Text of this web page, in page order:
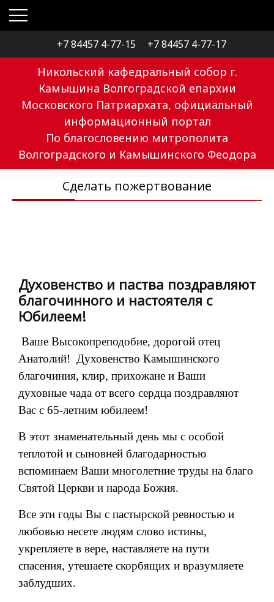
+7 84457 4-77-15 +7 84457 4-77-17
Никольский кафедральный собор г.
Камышина Волгоградской епархии
Московского Патриархата, официальный
информационный портал
По благословению митрополита
Волгоградского и Камышинского Феодора
Сделать пожертвование
Духовенство и паства поздравляют
благочинного и настоятеля с
Юбилеем!
Ваше Высокопреподобие, дорогой отец
Анатолий! Духовенство Камышинского
благочиния, клир, прихожане и Ваши
духовные чада от всего сердца поздравляют
Вас с 65-летним юбилеем!
В этот знаменательный день мы с особой
теплотой и сыновней благодарностью
вспоминаем Ваши многолетние труды на благо
Святой Церкви и народа Божия.
Все эти годы Вы с пастырской ревностью и
любовью несете людям слово истины,
укрепляете в вере, наставляете на пути
спасения, утешаете скорбящих и вразумляете
заблудших.